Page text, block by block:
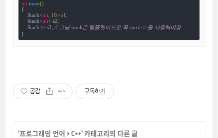
int main()
{
    Stack<
int, 10> s1;
    Stack<
int> s2;
    Stack<> s3;
// 그냥 stack은 템플릿이므로 꼭 stack<>을 사용해야함
}
공감 구독하기
'프로그래밍 언어 >C++' 카테고리의 다른 글